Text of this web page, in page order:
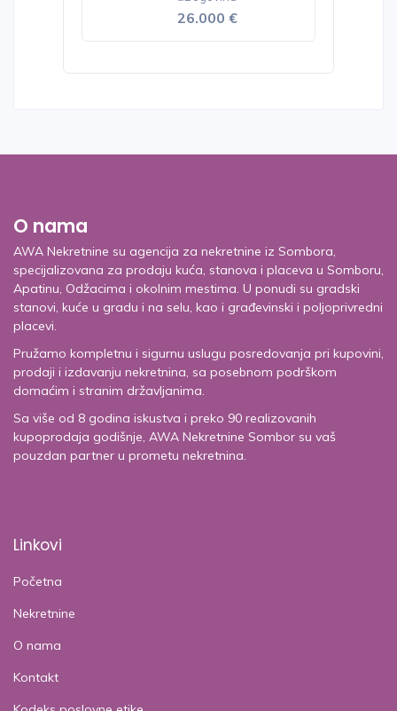
26.000 €
O nama
AWA Nekretnine su agencija za nekretnine iz Sombora,
specijalizovana za prodaju kuća, stanova i placeva u Somboru,
Apatinu, Odžacima i okolnim mestima. U ponudi su gradski
stanovi, kuće u gradu i na selu, kao i građevinski i poljoprivredni
placevi.
Pružamo kompletnu i sigurnu uslugu posredovanja pri kupovini,
prodaji i izdavanju nekretnina, sa posebnom podrškom
domaćim i stranim državljanima.
Sa više od 8 godina iskustva i preko 90 realizovanih
kupoprodaja godišnje, AWA Nekretnine Sombor su vaš
pouzdan partner u prometu nekretnina.
Linkovi
Početna
Nekretnine
O nama
Kontakt